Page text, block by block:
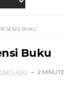
BUKU
Buku
AGO 2 MINUTE